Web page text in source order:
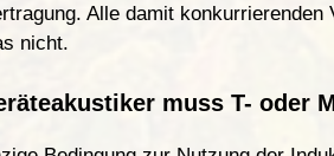
Alle damit
nicht.
muss T- oder